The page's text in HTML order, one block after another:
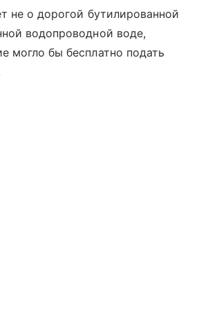
не о дорогой бутилированной
водопроводной воде,
могло бы бесплатно подать